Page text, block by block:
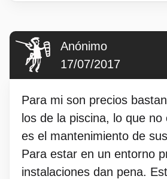
Anónimo
17/07/2017
Para mi son precios
los de la piscina, lo que no
es el mantenimiento de
Para estar en un entorno
instalaciones dan pena.